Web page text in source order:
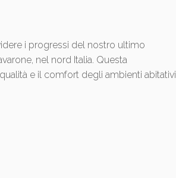
i progressi del nostro ultimo
nel nord Italia. Questa
e il comfort degli ambienti abitativi